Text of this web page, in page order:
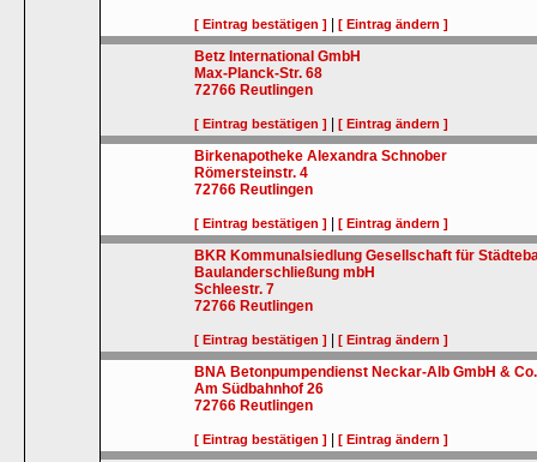
[ Eintrag bestätigen ] |[ Eintrag ändern ]
Betz International GmbH
Max-Planck-Str. 68
72766 Reutlingen
[ Eintrag bestätigen ] |[ Eintrag ändern ]
Birkenapotheke Alexandra Schnober
Römersteinstr. 4
72766 Reutlingen
[ Eintrag bestätigen ] |[ Eintrag ändern ]
BKR Kommunalsiedlung Gesellschaft für
Baulanderschließung mbH
Schleestr. 7
72766 Reutlingen
[ Eintrag bestätigen ] |[ Eintrag ändern ]
BNA Betonpumpendienst Neckar-Alb GmbH &
Am Südbahnhof 26
72766 Reutlingen
[ Eintrag bestätigen ] |[ Eintrag ändern ]